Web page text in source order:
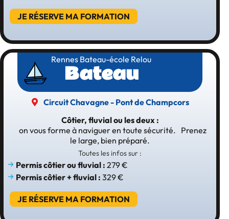
Rennes Bateau-école Relou
Bateau​
Circuit Chavagne - Pont de Champcors
Côtier, fluvial ou les deux :
on vous forme à naviguer en toute sécurité. Prenez
le large, bien préparé.
Toutes les infos sur :
Permis côtier ou fluvial : 279 €
Permis côtier + fluvial : 329 €
JE RÉSERVE MA FORMATION
JE RÉSERVE MA FORMATION